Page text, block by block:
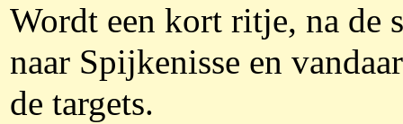
Wordt een kort ritje, na de
naar Spijkenisse en
de targets.